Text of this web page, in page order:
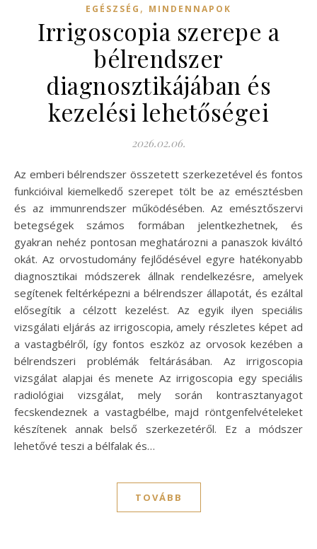
EGÉSZSÉG , MINDENNAPOK
Irrigoscopia szerepe a
bélrendszer
diagnosztikájában és
kezelési lehetőségei
2026.02.06.
Az emberi bélrendszer összetett szerkezetével és fontos
funkcióival kiemelkedő szerepet tölt be az emésztésben
és az immunrendszer működésében. Az emésztőszervi
betegségek számos formában jelentkezhetnek, és
gyakran nehéz pontosan meghatározni a panaszok kiváltó
okát. Az orvostudomány fejlődésével egyre hatékonyabb
diagnosztikai módszerek állnak rendelkezésre, amelyek
segítenek feltérképezni a bélrendszer állapotát, és ezáltal
elősegítik a célzott kezelést. Az egyik ilyen speciális
vizsgálati eljárás az irrigoscopia, amely részletes képet ad
a vastagbélről, így fontos eszköz az orvosok kezében a
bélrendszeri problémák feltárásában. Az irrigoscopia
vizsgálat alapjai és menete Az irrigoscopia egy speciális
radiológiai vizsgálat, mely során kontrasztanyagot
fecskendeznek a vastagbélbe, majd röntgenfelvételeket
készítenek annak belső szerkezetéről. Ez a módszer
lehetővé teszi a bélfalak és…
TOVÁBB